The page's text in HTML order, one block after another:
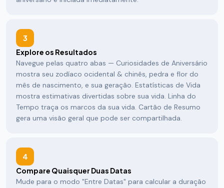
3
Explore os Resultados
Navegue pelas quatro abas — Curiosidades de Aniversário
mostra seu zodíaco ocidental & chinês, pedra e flor do
mês de nascimento, e sua geração. Estatísticas de Vida
mostra estimativas divertidas sobre sua vida. Linha do
Tempo traça os marcos da sua vida. Cartão de Resumo
gera uma visão geral que pode ser compartilhada.
4
Compare Quaisquer Duas Datas
Mude para o modo "Entre Datas" para calcular a duração